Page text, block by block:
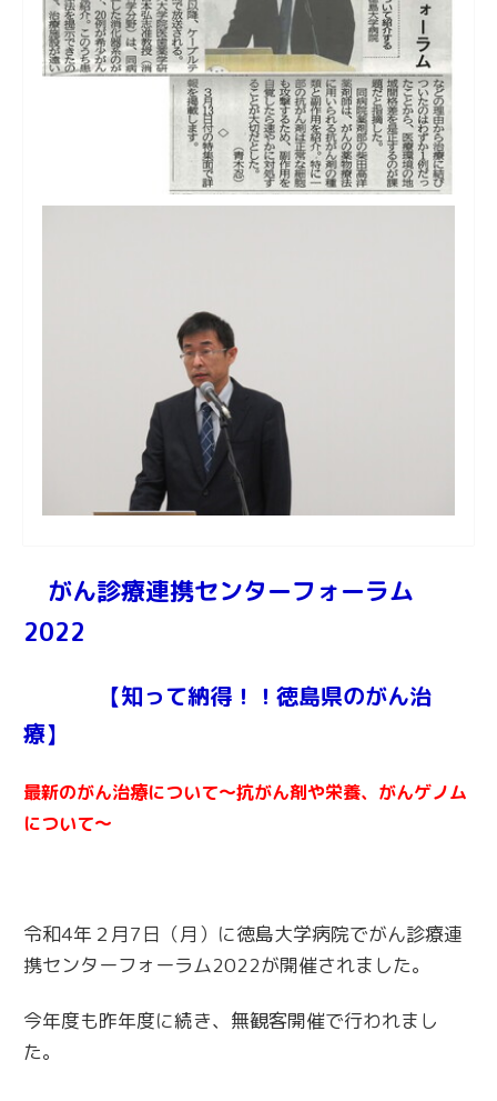
がん診療連携センターフォーラム
2022
【知って納得！！徳島県のがん治
療】
最新のがん治療について～抗がん剤や栄養、がんゲノム
について～
令和4年２月7日（月）に徳島大学病院でがん診療連
携センターフォーラム2022が開催されました。
今年度も昨年度に続き、無観客開催で行われまし
た。